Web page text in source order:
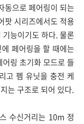
동으로 페어링이 되는
팟 시리즈에서도 적용
능이기도 하다. 물론
페어링을 할 때에는
링 초기화 모드로 들
고 펨 유닛을 충전 케
는 구조로 되어 있다.
수신거리는 10m 정